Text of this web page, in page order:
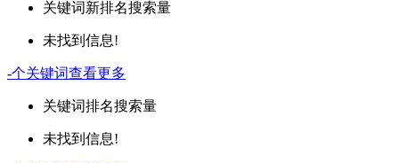
关键词新排名搜索量
未找到信息!
-个关键词查看更多
关键词排名搜索量
未找到信息!